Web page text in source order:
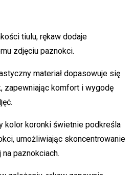
tiulu, rękaw dodaje
zdjęciu paznokci.
materiał dopasowuje się
zapewniając komfort i wygodę
kolor koronki świetnie podkreśla
umożliwiając skoncentrowanie
paznokciach.